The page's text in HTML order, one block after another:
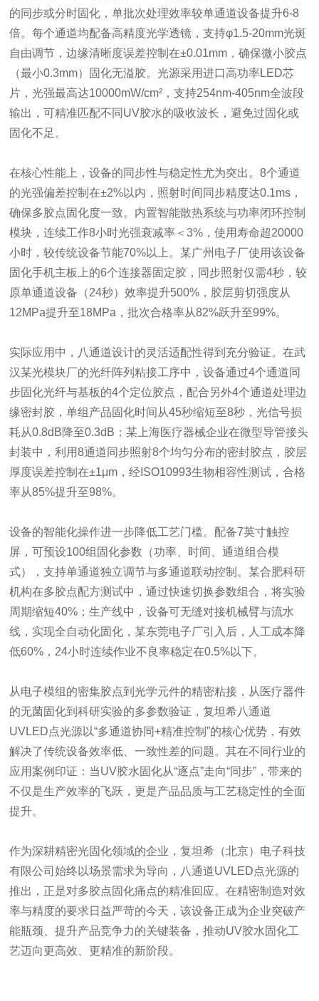
的同步或分时固化，单批次处理效率较单通道设备提升6-8
倍。每个通道均配备高精度光学透镜，支持φ1.5-20mm光斑
自由调节，边缘清晰度误差控制在±0.01mm，确保微小胶点
（最小0.3mm）固化无溢胶。光源采用进口高功率LED芯
片，光强最高达10000mW/cm²，支持254nm-405nm全波段
输出，可精准匹配不同UV胶水的吸收波长，避免过固化或
固化不足。
在核心性能上，设备的同步性与稳定性尤为突出。8个通道
的光强偏差控制在±2%以内，照射时间同步精度达0.1ms，
确保多胶点固化度一致。内置智能散热系统与功率闭环控制
模块，连续工作8小时光强衰减率＜3%，使用寿命超20000
小时，较传统设备节能70%以上。某广州电子厂使用该设备
固化手机主板上的6个连接器固定胶，同步照射仅需4秒，较
原单通道设备（24秒）效率提升500%，胶层剪切强度从
12MPa提升至18MPa，批次合格率从82%跃升至99%。
实际应用中，八通道设计的灵活适配性得到充分验证。在武
汉某光模块厂的光纤阵列粘接工序中，设备通过4个通道同
步固化光纤与基板的4个定位胶点，配合另外4个通道处理边
缘密封胶，单组产品固化时间从45秒缩短至8秒，光信号损
耗从0.8dB降至0.3dB；某上海医疗器械企业在微型导管接头
封装中，利用8通道同步照射8个均匀分布的密封胶点，胶层
厚度误差控制在±1μm，经ISO10993生物相容性测试，合格
率从85%提升至98%。
设备的智能化操作进一步降低工艺门槛。配备7英寸触控
屏，可预设100组固化参数（功率、时间、通道组合模
式），支持单通道独立调节与多通道联动控制。某合肥科研
机构在多胶点配方测试中，通过快速切换参数组合，将实验
周期缩短40%；生产线中，设备可无缝对接机械臂与流水
线，实现全自动化固化，某东莞电子厂引入后，人工成本降
低60%，24小时连续作业不良率稳定在0.5%以下。
从电子模组的密集胶点到光学元件的精密粘接，从医疗器件
的无菌固化到科研实验的多参数验证，复坦希八通道
UVLED点光源以“多通道协同+精准控制”的核心优势，有效
解决了传统设备效率低、一致性差的问题。其在不同行业的
应用案例印证：当UV胶水固化从“逐点”走向“同步”，带来的
不仅是生产效率的飞跃，更是产品品质与工艺稳定性的全面
提升。
作为深耕精密光固化领域的企业，复坦希（北京）电子科技
有限公司始终以场景需求为导向，八通道UVLED点光源的
推出，正是对多胶点固化痛点的精准回应。在精密制造对效
率与精度的要求日益严苛的今天，该设备正成为企业突破产
能瓶颈、提升产品竞争力的关键装备，推动UV胶水固化工
艺迈向更高效、更精准的新阶段。